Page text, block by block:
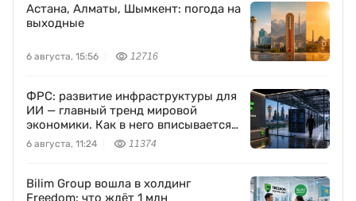
Астана, Алматы, Шымкент: погода на
выходные
6 августа, 15:56 12716
ФРС: развитие инфраструктуры для
ИИ — главный тренд мировой
экономики. Как в него вписывается
Freedom Holding Corp.
6 августа, 11:24 11374
Bilim Group вошла в холдинг
Freedom: что ждёт 1 млн